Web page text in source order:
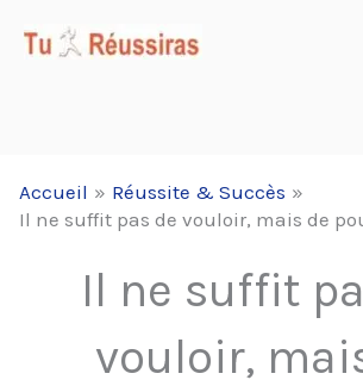
Accueil
Réussite & Succès
Il ne suffit pas de vouloir, mais de
Il ne suffit
vouloir,